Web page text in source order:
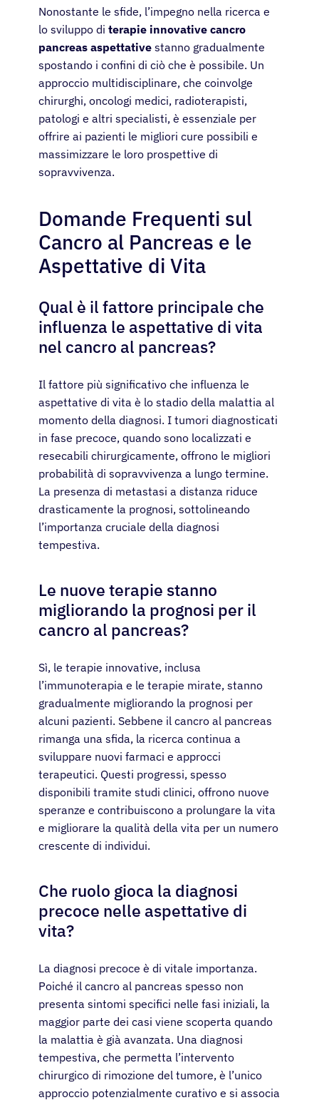
Nonostante le sfide, l’impegno nella ricerca e
lo sviluppo di terapie innovative cancro
pancreas aspettative stanno gradualmente
spostando i confini di ciò che è possibile. Un
approccio multidisciplinare, che coinvolge
chirurghi, oncologi medici, radioterapisti,
patologi e altri specialisti, è essenziale per
offrire ai pazienti le migliori cure possibili e
massimizzare le loro prospettive di
sopravvivenza.
Domande Frequenti sul
Cancro al Pancreas e le
Aspettative di Vita
Qual è il fattore principale che
influenza le aspettative di vita
nel cancro al pancreas?
Il fattore più significativo che influenza le
aspettative di vita è lo stadio della malattia al
momento della diagnosi. I tumori diagnosticati
in fase precoce, quando sono localizzati e
resecabili chirurgicamente, offrono le migliori
probabilità di sopravvivenza a lungo termine.
La presenza di metastasi a distanza riduce
drasticamente la prognosi, sottolineando
l’importanza cruciale della diagnosi
tempestiva.
Le nuove terapie stanno
migliorando la prognosi per il
cancro al pancreas?
Sì, le terapie innovative, inclusa
l’immunoterapia e le terapie mirate, stanno
gradualmente migliorando la prognosi per
alcuni pazienti. Sebbene il cancro al pancreas
rimanga una sfida, la ricerca continua a
sviluppare nuovi farmaci e approcci
terapeutici. Questi progressi, spesso
disponibili tramite studi clinici, offrono nuove
speranze e contribuiscono a prolungare la vita
e migliorare la qualità della vita per un numero
crescente di individui.
Che ruolo gioca la diagnosi
precoce nelle aspettative di
vita?
La diagnosi precoce è di vitale importanza.
Poiché il cancro al pancreas spesso non
presenta sintomi specifici nelle fasi iniziali, la
maggior parte dei casi viene scoperta quando
la malattia è già avanzata. Una diagnosi
tempestiva, che permetta l’intervento
chirurgico di rimozione del tumore, è l’unico
approccio potenzialmente curativo e si associa